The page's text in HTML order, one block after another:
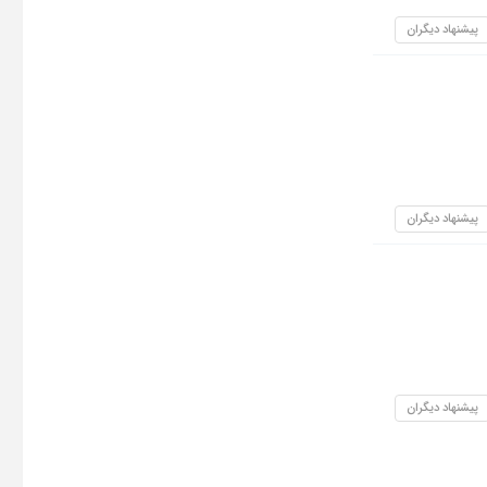
پیشنهاد دیگران
پیشنهاد دیگران
پیشنهاد دیگران